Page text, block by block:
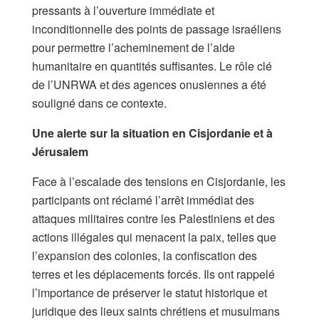
pressants à l’ouverture immédiate et
inconditionnelle des points de passage israéliens
pour permettre l’acheminement de l’aide
humanitaire en quantités suffisantes. Le rôle clé
de l’UNRWA et des agences onusiennes a été
souligné dans ce contexte.
Une alerte sur la situation en Cisjordanie et à
Jérusalem
Face à l’escalade des tensions en Cisjordanie, les
participants ont réclamé l’arrêt immédiat des
attaques militaires contre les Palestiniens et des
actions illégales qui menacent la paix, telles que
l’expansion des colonies, la confiscation des
terres et les déplacements forcés. Ils ont rappelé
l’importance de préserver le statut historique et
juridique des lieux saints chrétiens et musulmans